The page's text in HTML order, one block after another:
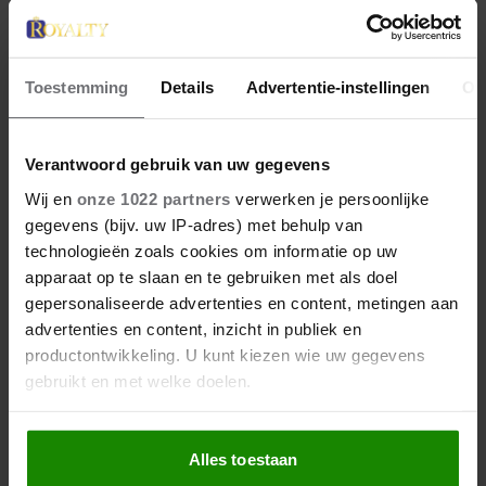
Toestemming Details Advertentie-instellingen
Verantwoord gebruik van uw gegevens
Wij en onze 1022 partners verwerken je persoonlijke
gegevens (bijv. uw IP-adres) met behulp van
technologieën zoals cookies om informatie op uw
apparaat op te slaan en te gebruiken met als doel
gepersonaliseerde advertenties en content, metingen aan
advertenties en content, inzicht in publiek en
productontwikkeling. U kunt kiezen wie uw gegevens
gebruikt en met welke doelen.
Als u het toestaat, willen we ook graag:
Informatie verzamelen over uw geografische
Alles toestaan
29 juni 2026
PRINSES CATHERINE BEKLIMT
DRIE HOOGSTE BRITSE
BERGEN VOOR
KANKERONDERZOEK